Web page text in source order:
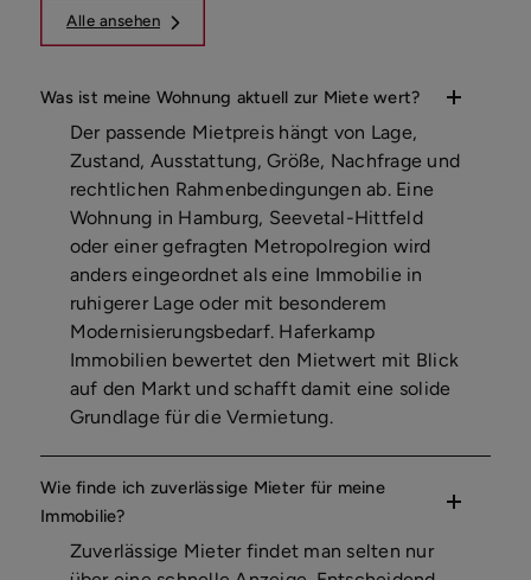
Alle ansehen
Was ist meine Wohnung aktuell zur Miete wert?
Der passende Mietpreis hängt von Lage,
Zustand, Ausstattung, Größe, Nachfrage und
rechtlichen Rahmenbedingungen ab. Eine
Wohnung in Hamburg, Seevetal-Hittfeld
oder einer gefragten Metropolregion wird
anders eingeordnet als eine Immobilie in
ruhigerer Lage oder mit besonderem
Modernisierungsbedarf. Haferkamp
Immobilien bewertet den Mietwert mit Blick
auf den Markt und schafft damit eine solide
Grundlage für die Vermietung.
Wie finde ich zuverlässige Mieter für meine
Immobilie?
Zuverlässige Mieter findet man selten nur